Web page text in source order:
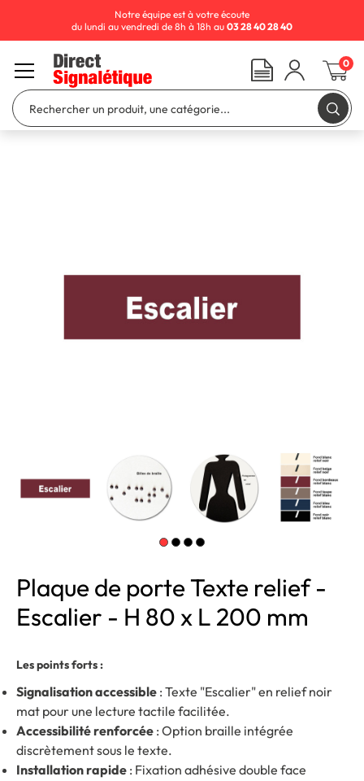
Plaque de porte Texte relief -
Escalier - H 80 x L 200 mm
Les points forts :
Signalisation accessible : Texte "Escalier" en relief noir
mat pour une lecture tactile facilitée.
Accessibilité renforcée : Option braille intégrée
discrètement sous le texte.
Installation rapide : Fixation adhésive double face
Notre équipe est à votre écoute
du lundi au vendredi de 8h à 18h au 03 28 40 28 40
0